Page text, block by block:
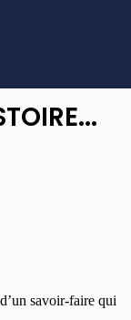
savoir-faire qui